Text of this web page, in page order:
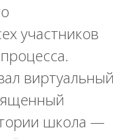
участников
виртуальный
школа —